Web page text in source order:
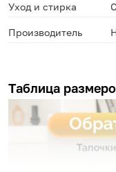
Уход и стирка
Производитель
Таблица